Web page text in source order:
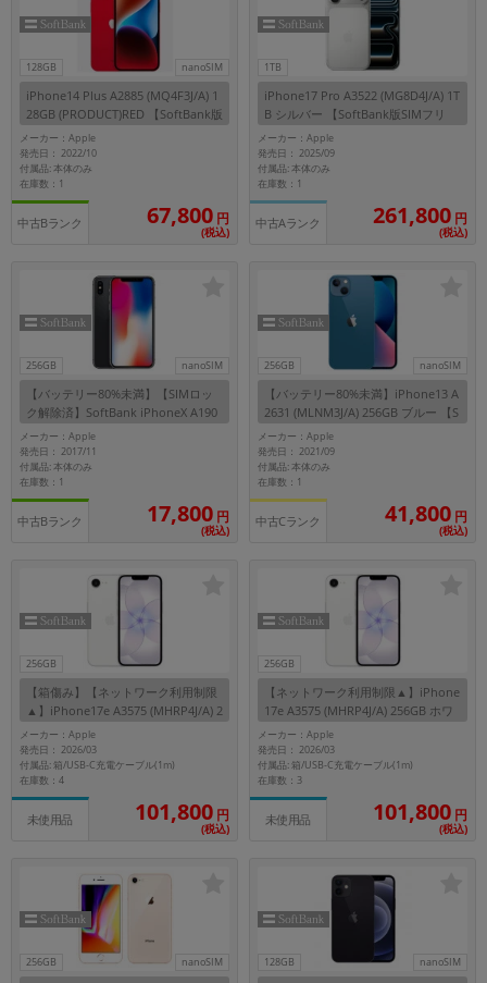
128GB nanoSIM
iPhone14 Plus A2885 (MQ4F3J/A) 1
28GB (PRODUCT)RED 【SoftBank版
SIMフリー】
メーカー：Apple
発売日： 2022/10
付属品: 本体のみ
在庫数：1
中古Bランク 67,800 円
(税込)
1TB
iPhone17 Pro A3522 (MG8D4J/A) 1T
B シルバー 【SoftBank版SIMフリ
ー】
メーカー：Apple
発売日： 2025/09
付属品: 本体のみ
在庫数：1
中古Aランク 261,800 円
(税込)
256GB nanoSIM
【バッテリー80%未満】【SIMロッ
ク解除済】SoftBank iPhoneX A190
2 (MQC12J/A) 256GB スペースグレ
イ
メーカー：Apple
発売日： 2017/11
付属品: 本体のみ
在庫数：1
中古Bランク 17,800 円
(税込)
256GB nanoSIM
【バッテリー80%未満】iPhone13 A
2631 (MLNM3J/A) 256GB ブルー 【S
oftBank版SIMフリー】
メーカー：Apple
発売日： 2021/09
付属品: 本体のみ
在庫数：1
中古Cランク 41,800 円
(税込)
256GB
【箱傷み】【ネットワーク利用制限
▲】iPhone17e A3575 (MHRP4J/A) 2
56GB ホワイト 【SoftBank版SIMフ
リー】
メーカー：Apple
発売日： 2026/03
付属品: 箱/USB-C充電ケーブル(1m)
在庫数：4
未使用品 101,800 円
(税込)
256GB
【ネットワーク利用制限▲】iPhone
17e A3575 (MHRP4J/A) 256GB ホワ
イト 【SoftBank版SIMフリー】
メーカー：Apple
発売日： 2026/03
付属品: 箱/USB-C充電ケーブル(1m)
在庫数：3
未使用品 101,800 円
(税込)
256GB nanoSIM 128GB nanoSIM